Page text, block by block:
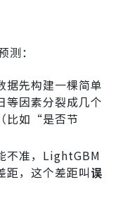
：
据先构建一棵简单
等因素分裂成几个
比如“是否节
不准，LightGBM
距，这个差距叫误